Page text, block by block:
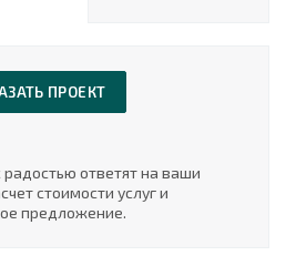
ПРОЕКТ
ответят на ваши
стоимости услуг и
предложение.